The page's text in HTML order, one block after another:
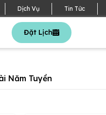
Dịch Vụ Tin Tức
Đặt Lịch
Năm Tuyền